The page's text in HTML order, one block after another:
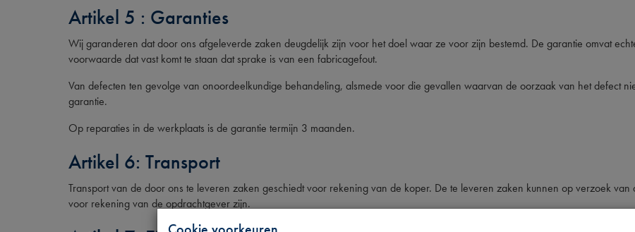
Artikel 5 : Garanties
Wij garanderen dat door ons afgeleverde zaken deugdelijk zijn voor het doel waar ze voor zijn bestemd. De garantie omvat
voorwaarde dat vast komt te staan dat sprake is van een fabricagefout.
Van defecten ten gevolge van onoordeelkundige behandeling, alsmede voor die gevallen waarvan de oorzaak van het defect
garantie.
Op reparaties in de werkplaats is de garantie termijn 3 maanden.
Artikel 6: Transport
Transport van de door ons te leveren zaken geschiedt voor rekening van de koper. De te leveren zaken kunnen op verzoek
voor rekening van de opdrachtgever zijn.